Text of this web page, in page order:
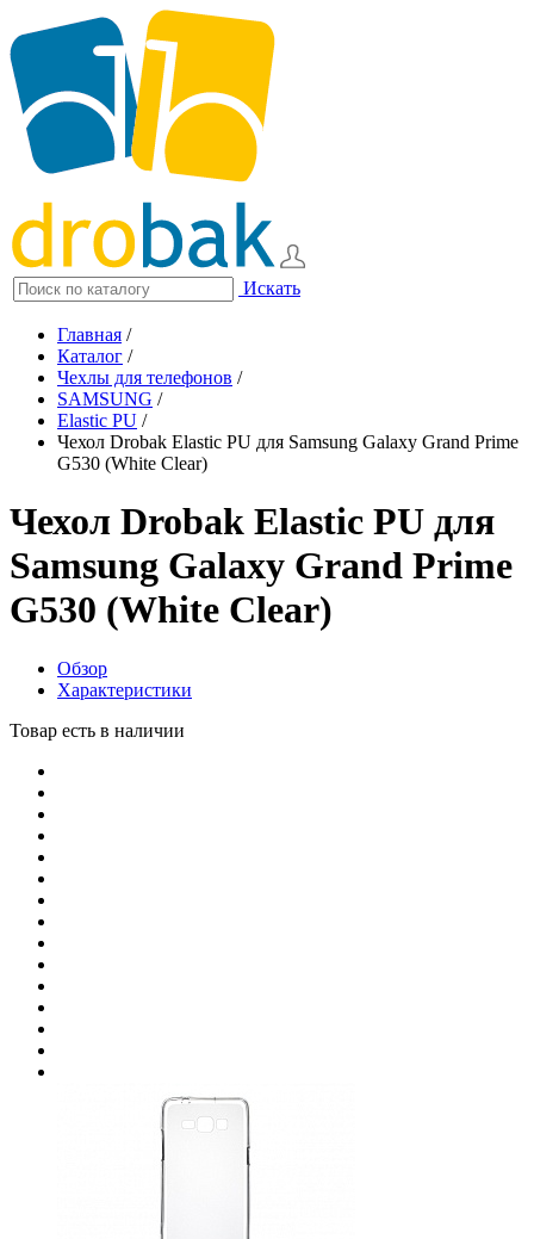
Искать
Главная /
Каталог /
Чехлы для телефонов /
SAMSUNG /
Elastic PU /
Чехол Drobak Elastic PU для Samsung Galaxy Grand Prime
G530 (White Clear)
Чехол Drobak Elastic PU для
Samsung Galaxy Grand Prime
G530 (White Clear)
Обзор
Характеристики
Товар есть в наличии